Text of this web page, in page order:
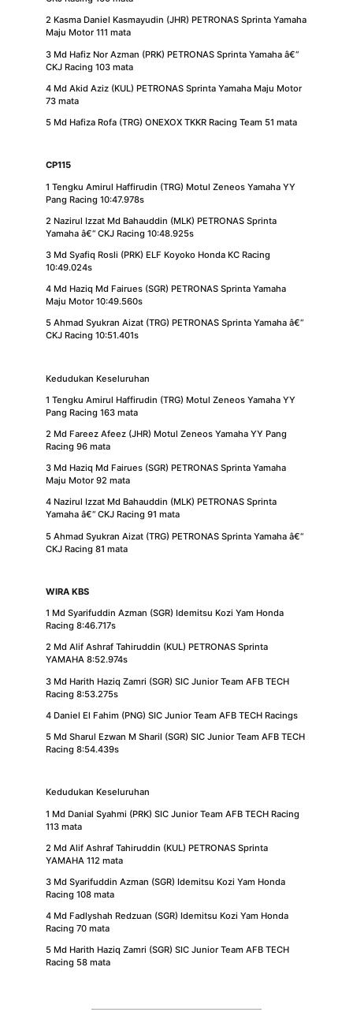
2 Kasma Daniel Kasmayudin (JHR) PETRONAS Sprinta Yamaha
Maju Motor 111 mata
3 Md Hafiz Nor Azman (PRK) PETRONAS Sprinta Yamaha â€“
CKJ Racing 103 mata
4 Md Akid Aziz (KUL) PETRONAS Sprinta Yamaha Maju Motor
73 mata
5 Md Hafiza Rofa (TRG) ONEXOX TKKR Racing Team 51 mata
CP115
1 Tengku Amirul Haffirudin (TRG) Motul Zeneos Yamaha YY
Pang Racing 10:47.978s
2 Nazirul Izzat Md Bahauddin (MLK) PETRONAS Sprinta
Yamaha â€“ CKJ Racing 10:48.925s
3 Md Syafiq Rosli (PRK) ELF Koyoko Honda KC Racing
10:49.024s
4 Md Haziq Md Fairues (SGR) PETRONAS Sprinta Yamaha
Maju Motor 10:49.560s
5 Ahmad Syukran Aizat (TRG) PETRONAS Sprinta Yamaha â€“
CKJ Racing 10:51.401s
Kedudukan Keseluruhan
1 Tengku Amirul Haffirudin (TRG) Motul Zeneos Yamaha YY
Pang Racing 163 mata
2 Md Fareez Afeez (JHR) Motul Zeneos Yamaha YY Pang
Racing 96 mata
3 Md Haziq Md Fairues (SGR) PETRONAS Sprinta Yamaha
Maju Motor 92 mata
4 Nazirul Izzat Md Bahauddin (MLK) PETRONAS Sprinta
Yamaha â€“ CKJ Racing 91 mata
5 Ahmad Syukran Aizat (TRG) PETRONAS Sprinta Yamaha â€“
CKJ Racing 81 mata
WIRA KBS
1 Md Syarifuddin Azman (SGR) Idemitsu Kozi Yam Honda
Racing 8:46.717s
2 Md Alif Ashraf Tahiruddin (KUL) PETRONAS Sprinta
YAMAHA 8:52.974s
3 Md Harith Haziq Zamri (SGR) SIC Junior Team AFB TECH
Racing 8:53.275s
4 Daniel El Fahim (PNG) SIC Junior Team AFB TECH Racings
5 Md Sharul Ezwan M Sharil (SGR) SIC Junior Team AFB TECH
Racing 8:54.439s
Kedudukan Keseluruhan
1 Md Danial Syahmi (PRK) SIC Junior Team AFB TECH Racing
113 mata
2 Md Alif Ashraf Tahiruddin (KUL) PETRONAS Sprinta
YAMAHA 112 mata
3 Md Syarifuddin Azman (SGR) Idemitsu Kozi Yam Honda
Racing 108 mata
4 Md Fadlyshah Redzuan (SGR) Idemitsu Kozi Yam Honda
Racing 70 mata
5 Md Harith Haziq Zamri (SGR) SIC Junior Team AFB TECH
Racing 58 mata